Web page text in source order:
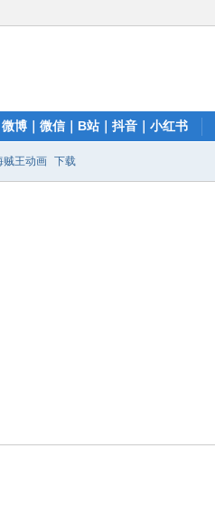
博｜微信｜B站｜抖音｜小红书
贼王动画 下载